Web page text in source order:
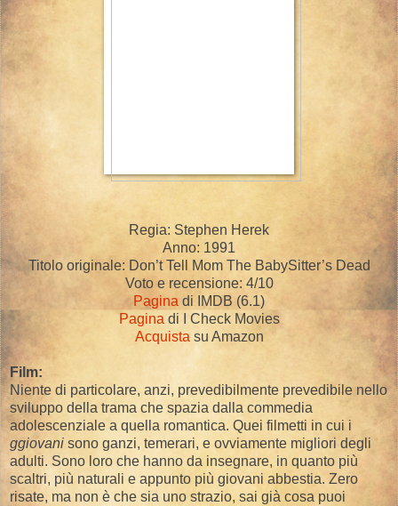
Regia: Stephen Herek
Anno: 1991
Titolo originale: Don’t Tell Mom The BabySitter’s Dead
Voto e recensione: 4/10
Pagina di IMDB (6.1)
Pagina di I Check Movies
Acquista su Amazon
Film:
Niente di particolare, anzi, prevedibilmente prevedibile nello
sviluppo della trama che spazia dalla commedia
adolescenziale a quella romantica. Quei filmetti in cui i
ggiovani sono ganzi, temerari, e ovviamente migliori degli
adulti. Sono loro che hanno da insegnare, in quanto più
scaltri, più naturali e appunto più giovani abbestia. Zero
risate, ma non è che sia uno strazio, sai già cosa puoi